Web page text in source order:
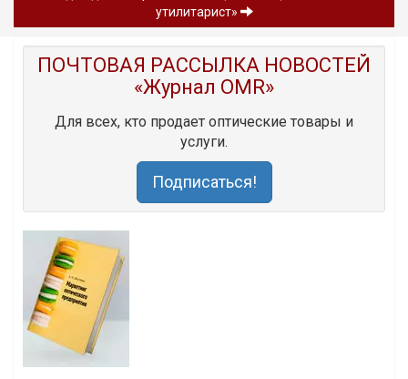
утилитарист»
ПОЧТОВАЯ РАССЫЛКА НОВОСТЕЙ
«Журнал OMR»
Для всех, кто продает оптические товары и
услуги.
Подписаться!